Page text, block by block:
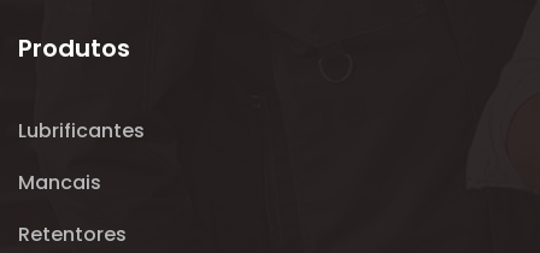
Produtos
Lubrificantes
Mancais
Retentores